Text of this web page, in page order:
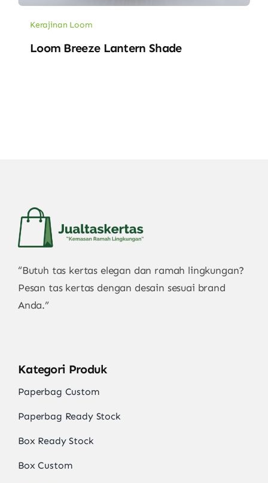
Kerajinan Loom
Loom Breeze Lantern Shade
“Butuh tas kertas elegan dan ramah lingkungan?
Pesan tas kertas dengan desain sesuai brand
Anda.”
Kategori Produk
Paperbag Custom
Paperbag Ready Stock
Box Ready Stock
Box Custom